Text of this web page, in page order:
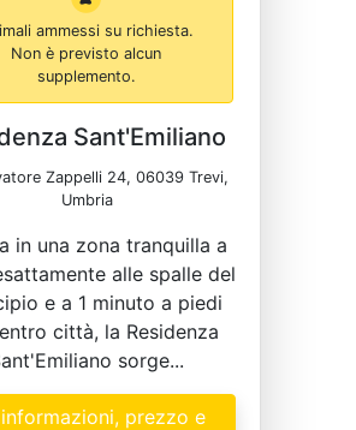
ammessi su richiesta.
Non è previsto alcun
supplemento.
Sant'Emiliano
Zappelli 24, 06039 Trevi,
Umbria
in una zona tranquilla a
alle spalle del
e a 1 minuto a piedi
città, la Residenza
sorge...
prezzo e